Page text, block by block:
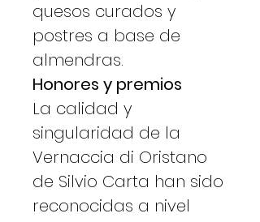
quesos curados y
postres a base de
almendras.
Honores y premios
La calidad y
singularidad de la
Vernaccia di Oristano
de Silvio Carta han sido
reconocidas a nivel